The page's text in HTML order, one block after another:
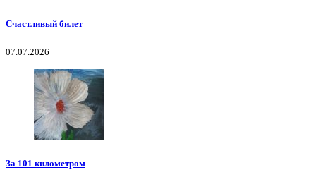
Счастливый билет
07.07.2026
За 101 километром